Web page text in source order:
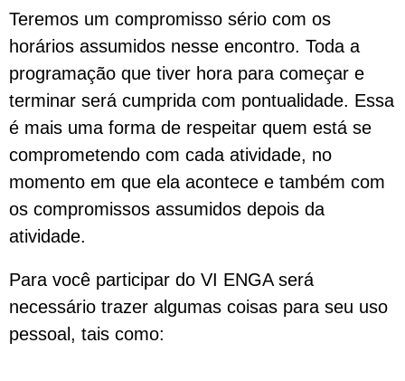
Teremos um compromisso sério com os
horários assumidos nesse encontro. Toda a
programação que tiver hora para começar e
terminar será cumprida com pontualidade. Essa
é mais uma forma de respeitar quem está se
comprometendo com cada atividade, no
momento em que ela acontece e também com
os compromissos assumidos depois da
atividade.
Para você participar do VI ENGA será
necessário trazer algumas coisas para seu uso
pessoal, tais como: